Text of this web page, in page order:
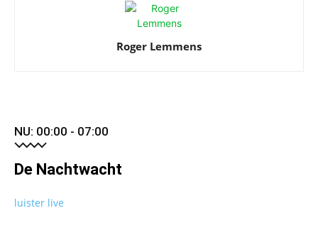
Roger Lemmens
NU: 00:00 - 07:00
De Nachtwacht
luister live